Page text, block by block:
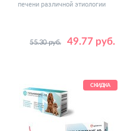
печени различной этиологии
49.77 руб.
55.30 руб.
Объем,
20 100
СКИДКА